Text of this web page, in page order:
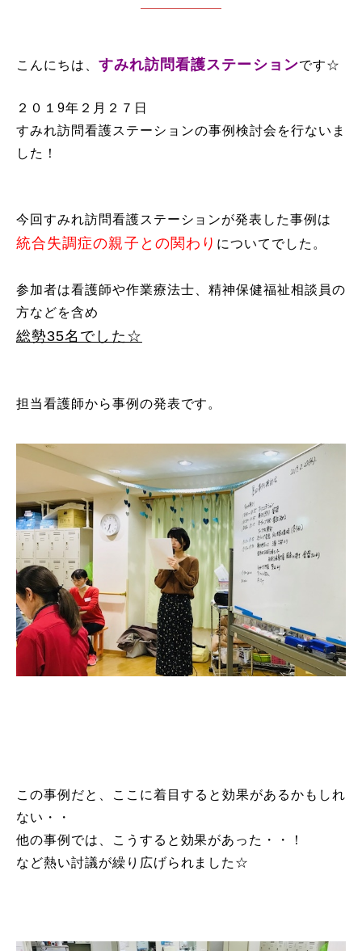
こんにちは、 すみれ訪問看護ステーションです☆
２０１9年２月２７日
すみれ訪問看護ステーションの事例検討会を行ないま
した！
今回すみれ訪問看護ステーションが発表した事例は
統合失調症の親子との関わり についてでした 。
参加者は看護師や作業療法士、精神保健福祉相談員の
方などを含め
総勢35名でした☆
担当看護師から事例の発表です。
この事例だと、ここに着目すると効果があるかもしれ
ない・・
他の事例では、こうすると効果があった・・！
など熱い討議が繰り広げられました☆